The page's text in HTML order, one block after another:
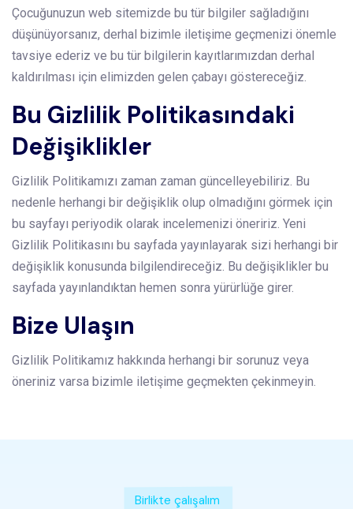
Çocuğunuzun web sitemizde bu tür bilgiler sağladığını
düşünüyorsanız, derhal bizimle iletişime geçmenizi önemle
tavsiye ederiz ve bu tür bilgilerin kayıtlarımızdan derhal
kaldırılması için elimizden gelen çabayı göstereceğiz.
Bu Gizlilik Politikasındaki
Değişiklikler
Gizlilik Politikamızı zaman zaman güncelleyebiliriz. Bu
nedenle herhangi bir değişiklik olup olmadığını görmek için
bu sayfayı periyodik olarak incelemenizi öneririz. Yeni
Gizlilik Politikasını bu sayfada yayınlayarak sizi herhangi bir
değişiklik konusunda bilgilendireceğiz. Bu değişiklikler bu
sayfada yayınlandıktan hemen sonra yürürlüğe girer.
Bize Ulaşın
Gizlilik Politikamız hakkında herhangi bir sorunuz veya
öneriniz varsa bizimle iletişime geçmekten çekinmeyin.
Birlikte çalışalım